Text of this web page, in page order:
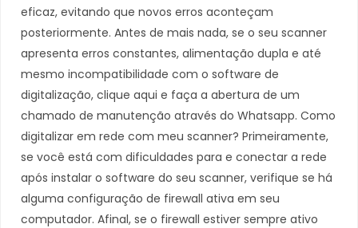
eficaz, evitando que novos erros aconteçam
posteriormente. Antes de mais nada, se o seu scanner
apresenta erros constantes, alimentação dupla e até
mesmo incompatibilidade com o software de
digitalização, clique aqui e faça a abertura de um
chamado de manutenção através do Whatsapp. Como
digitalizar em rede com meu scanner? Primeiramente,
se você está com dificuldades para e conectar a rede
após instalar o software do seu scanner, verifique se há
alguma configuração de firewall ativa em seu
computador. Afinal, se o firewall estiver sempre ativo